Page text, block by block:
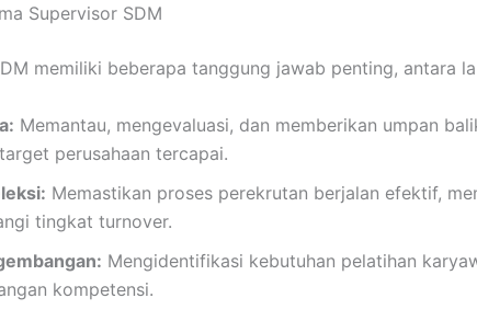
Supervisor SDM
memiliki beberapa tanggung jawab penting, antara
Memantau, mengevaluasi, dan memberikan umpan
perusahaan tercapai.
Memastikan proses perekrutan berjalan efektif,
tingkat turnover.
Mengidentifikasi kebutuhan pelatihan
kompetensi.